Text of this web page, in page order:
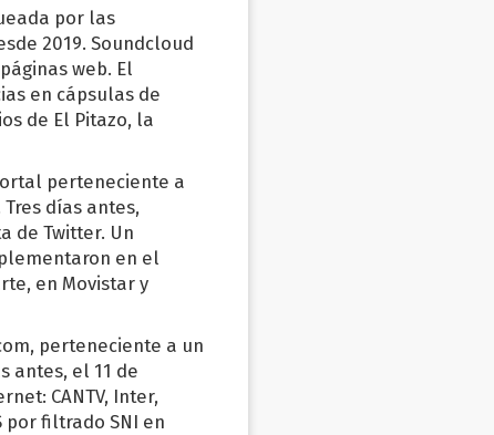
por las
2019. Soundcloud
web. El
en cápsulas de
de El Pitazo, la
perteneciente a
días antes,
de Twitter. Un
en el
en Movistar y
perteneciente a un
antes, el 11 de
CANTV, Inter,
por filtrado SNI en